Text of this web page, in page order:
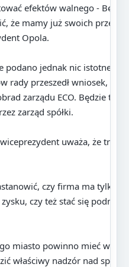
efektów walnego -
że mamy już swoich
Opola.
podano jednak nic istotnego.
rady przeszedł wniosek, aby
zarządu ECO. Będzie też
zarząd spółki.
uważa, że
czy firma ma tylko
czy też stać się
miasto powinno mieć
właściwy nadzór nad